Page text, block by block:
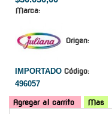
Marca:
Origen:
IMPORTADO Código:
496057
Agregar al carrito Mas